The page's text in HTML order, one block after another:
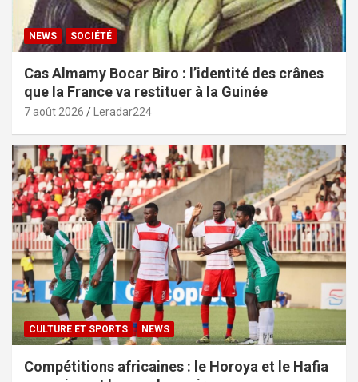
NEWS SOCIÉTÉ
Cas Almamy Bocar Biro : l’identité des crânes
que la France va restituer à la Guinée
7 août 2026 Leradar224
CULTURE ET SPORTS NEWS
Compétitions africaines : le Horoya et le Hafia